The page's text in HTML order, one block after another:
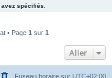
e
r
spécifiés.
• Page 1 sur 1
Aller
Fuseau horaire sur UTC+02:00